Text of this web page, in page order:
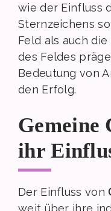
wie der Einfluss
Sternzeichens
Feld als auch
des Feldes
Bedeutung von
den Erfolg.
Gemeine
ihr
Der Einfluss von
weit über ihre